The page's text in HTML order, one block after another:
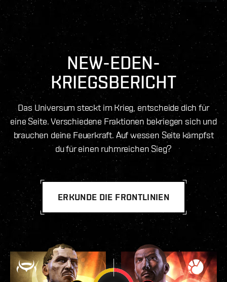
NEW-EDEN-
KRIEGSBERICHT
Das Universum steckt im Krieg, entscheide dich für
eine Seite. Verschiedene Fraktionen bekriegen sich und
brauchen deine Feuerkraft. Auf wessen Seite kämpfst
du für einen ruhmreichen Sieg?
ERKUNDE DIE FRONTLINIEN